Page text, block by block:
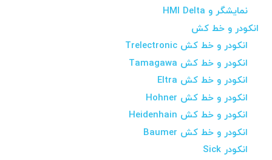
نمایشگر و HMI Delta
انکودر و خط کش
انکودر و خط کش Trelectronic
انکودر و خط کش Tamagawa
انکودر و خط کش Eltra
انکودر و خط کش Hohner
انکودر و خط کش Heidenhain
انکودر و خط کش Baumer
انکودر Sick